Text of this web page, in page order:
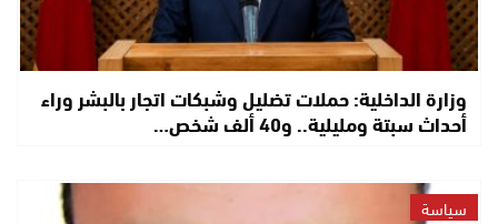
وزارة الداخلية: حملات تضليل وشبكات اتجار بالبشر وراء
أحداث سبتة ومليلية.. و40 ألف شخص…
سياسة